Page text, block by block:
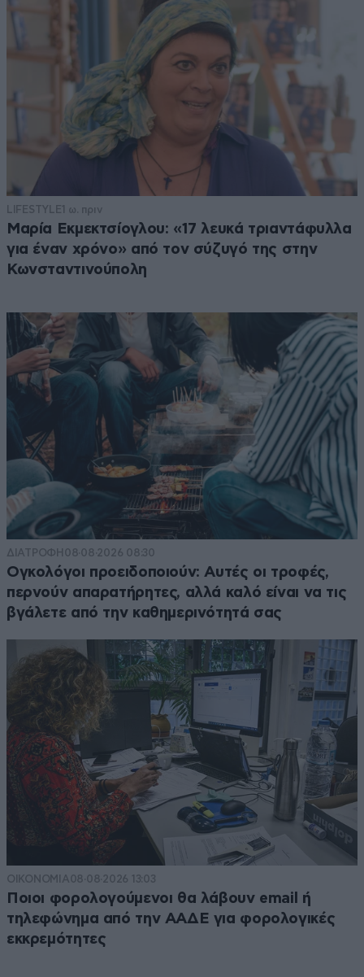
LIFESTYLE1 ω. πριν
Μαρία Εκμεκτσίογλου: «17 λευκά τριαντάφυλλα
για έναν χρόνο» από τον σύζυγό της στην
Κωνσταντινούπολη
ΔΙΑΤΡΟΦΗ 08·08·2026 08:30
Ογκολόγοι προειδοποιούν: Αυτές οι τροφές,
περνούν απαρατήρητες, αλλά καλό είναι να τις
βγάλετε από την καθημερινότητά σας
ΟΙΚΟΝΟΜΙΑ08·08·2026 13:03
Ποιοι φορολογούμενοι θα λάβουν email ή
τηλεφώνημα από την ΑΑΔΕ για φορολογικές
εκκρεμότητες